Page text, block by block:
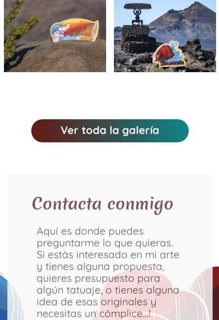
Famara
surfing en
dunas de
Famara
en Parque
Nacional
de
Timanfaya
Ver toda la galería
Contacta conmigo
Aquí es donde puedes
preguntarme lo que quieras.
Si estás interesado en mi arte
y tienes alguna propuesta,
quieres presupuesto para
algún tatuaje, o tienes alguna
idea de esas originales y
necesitas un cómplice…!